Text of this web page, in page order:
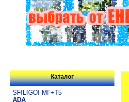
Каталог
SFILIGOI МГ+Т5
ADA